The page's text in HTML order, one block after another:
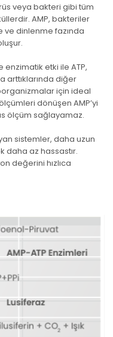
veya bakteri gibi tüm
AMP, bakteriler
dinlenme fazında
enzimatik etki ile ATP,
arttıklarında diğer
için ideal
dönüşen AMP’yi
ölçüm sağlayamaz.
sistemler, daha uzun
daha az hassastır.
değerini hızlıca